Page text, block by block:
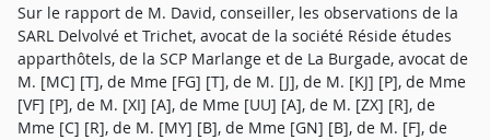
Sur le rapport de M. David, conseiller, les observations de la
SARL Delvolvé et Trichet, avocat de la société Réside études
apparthôtels, de la SCP Marlange et de La Burgade, avocat de
M. [MC] [T], de Mme [FG] [T], de M. [J], de M. [KJ] [P], de Mme
[VF] [P], de M. [XI] [A], de Mme [UU] [A], de M. [ZX] [R], de
Mme [C] [R], de M. [MY] [B], de Mme [GN] [B], de M. [F], de